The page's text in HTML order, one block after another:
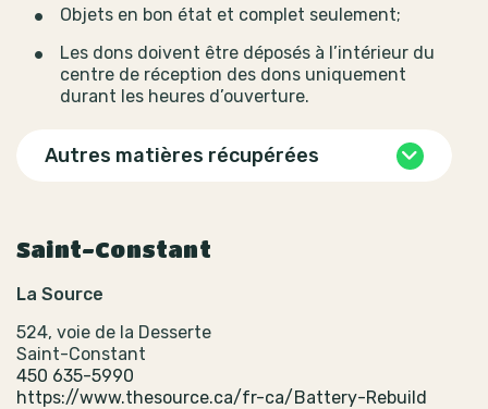
Objets en bon état et complet seulement;
Les dons doivent être déposés à l’intérieur du
centre de réception des dons uniquement
durant les heures d’ouverture.
Autres matières récupérées
Saint-Constant
La Source
524, voie de la Desserte
Saint-Constant
450 635-5990
https://www.thesource.ca/fr-ca/Battery-Rebuild